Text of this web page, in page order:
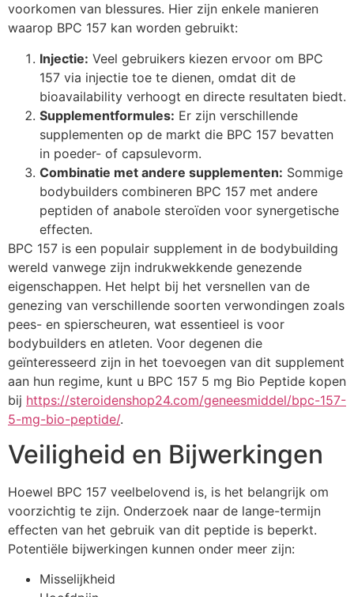
voorkomen van blessures. Hier zijn enkele manieren
waarop BPC 157 kan worden gebruikt:
Injectie: Veel gebruikers kiezen ervoor om BPC
157 via injectie toe te dienen, omdat dit de
bioavailability verhoogt en directe resultaten biedt.
Supplementformules: Er zijn verschillende
supplementen op de markt die BPC 157 bevatten
in poeder- of capsulevorm.
Combinatie met andere supplementen: Sommige
bodybuilders combineren BPC 157 met andere
peptiden of anabole steroïden voor synergetische
effecten.
BPC 157 is een populair supplement in de bodybuilding
wereld vanwege zijn indrukwekkende genezende
eigenschappen. Het helpt bij het versnellen van de
genezing van verschillende soorten verwondingen zoals
pees- en spierscheuren, wat essentieel is voor
bodybuilders en atleten. Voor degenen die
geïnteresseerd zijn in het toevoegen van dit supplement
aan hun regime, kunt u BPC 157 5 mg Bio Peptide kopen
bij https://steroidenshop24.com/geneesmiddel/bpc-157-
5-mg-bio-peptide/.
Veiligheid en Bijwerkingen
Hoewel BPC 157 veelbelovend is, is het belangrijk om
voorzichtig te zijn. Onderzoek naar de lange-termijn
effecten van het gebruik van dit peptide is beperkt.
Potentiële bijwerkingen kunnen onder meer zijn:
Misselijkheid